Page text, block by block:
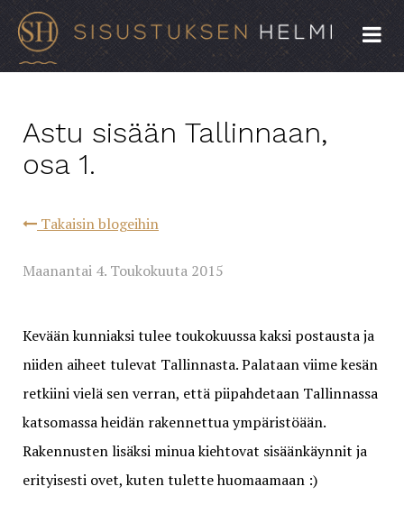
Astu sisään Tallinnaan,
osa 1.
Takaisin blogeihin
Maanantai 4. Toukokuuta 2015
Kevään kunniaksi tulee toukokuussa kaksi postausta ja
niiden aiheet tulevat Tallinnasta. Palataan viime kesän
retkiini vielä sen verran, että piipahdetaan Tallinnassa
katsomassa heidän rakennettua ympäristöään.
Rakennusten lisäksi minua kiehtovat sisäänkäynnit ja
erityisesti ovet, kuten tulette huomaamaan :)